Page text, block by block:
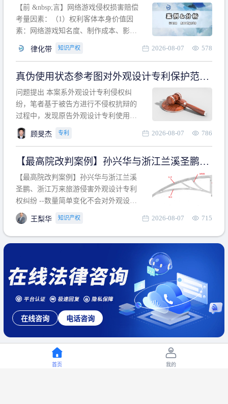
作狭义解释，一般情况下，只要依法享
有的、在本专利申请日之
【前 &nbsp;言】网络游戏侵权损害赔偿
考量因素：（1）权利客体本身价值因
素：网络游戏知名度、制作成本、影响
利角度因素：被诉侵权游戏销售数量、
人数、活跃人数、市场占用率；（3）被
告主观因素：被告的主观恶意、是否明
知或应知、是否有
律化带 知识产权 2026-08-07 578
真伪使用状态参考图对外观设计专利保护范围
的影响
问题提出 本案系外观设计专利侵权纠
纷，笔者基于被告方进行不侵权抗辩的
过程中，发现原告外观设计专利使用状
态参考图中的外观设计与被告涉案商品
的视觉效果存在显著区别。故就使用状
保护范围确定进行了研究，将办案体会
与研究过程记录如下： 简要结论： 笔者
提出使用状态参考图应以
顾旻杰 专利 2026-08-07 786
【最高院改判案例】孙兴华与浙江兰溪圣鹏、
浙江万来旅游侵害外观设计专利权纠纷
【最高院改判案例】孙兴华与浙江兰溪
圣鹏、浙江万来旅游侵害外观设计专利
权纠纷 --数量简单变化不会对外观设计
产生视觉影响，及现有设计抗辩与专利
无效再审改判可以执行回转 【承办律
师】 王梨华 浙江杭知桥律师事务所 【案
民再2
王梨华 知识产权 2026-08-07 715
在线咨询 电话咨询
首页 我的